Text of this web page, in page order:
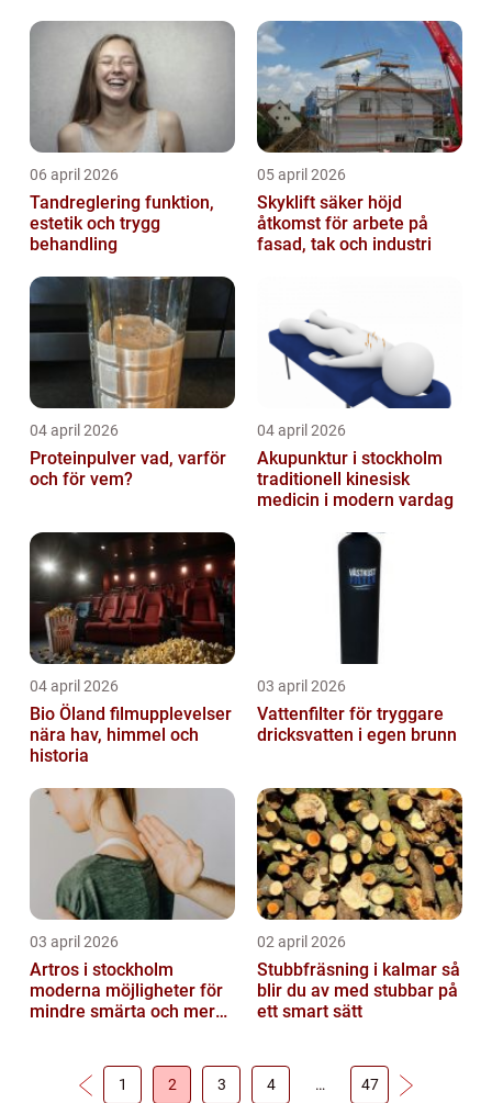
06 april 2026
Tandreglering funktion,
estetik och trygg
behandling
05 april 2026
Skyklift säker höjd
åtkomst för arbete på
fasad, tak och industri
04 april 2026
Proteinpulver vad, varför
och för vem?
04 april 2026
Akupunktur i stockholm
traditionell kinesisk
medicin i modern vardag
04 april 2026
Bio Öland filmupplevelser
nära hav, himmel och
historia
03 april 2026
Vattenfilter för tryggare
dricksvatten i egen brunn
03 april 2026
Artros i stockholm
moderna möjligheter för
mindre smärta och mer
02 april 2026
Stubbfräsning i kalmar så
blir du av med stubbar på
ett smart sätt
1 2 3 4 … 47